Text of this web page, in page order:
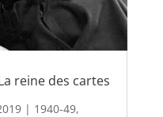
reine des cartes
| 1940-49,